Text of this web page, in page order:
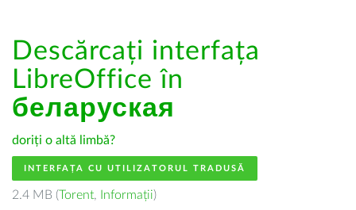
Descărcați interfața
LibreOffice în
беларуская
doriți o altă limbă?
INTERFAȚA CU UTILIZATORUL TRADUSĂ
2.4 MB (Torent, Informații)